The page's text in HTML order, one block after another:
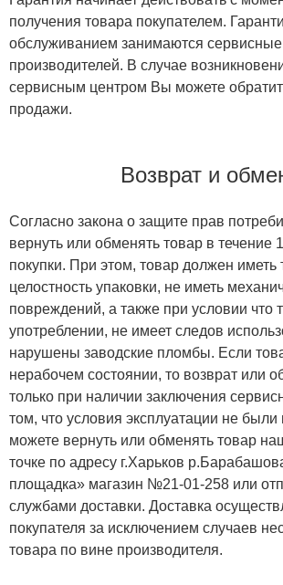
получения товара покупателем.
обслуживанием занимаются
производителей. В случае
сервисным центром Вы можете
продажи.
Возврат и
Согласно закона о защите прав
вернуть или обменять товар в течение
покупки. При этом, товар должен иметь
целостность упаковки, не иметь
повреждений, а также при условии что
употреблении, не имеет следов
нарушены заводские пломбы. Если
нерабочем состоянии, то возврат или
только при наличии заключения
том, что условия эксплуатации не
можете вернуть или обменять товар
точке по адресу г.Харьков
площадка» магазин №21-01-258 или
службами доставки. Доставка
покупателя за исключением случаев
товара по вине производителя.